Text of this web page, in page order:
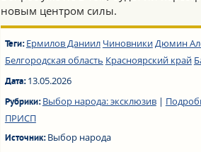
новым центром силы.
Теги: Ермилов Даниил ЧиновникиДюмин
Белгородская область Красноярский край
Дата:13.05.2026
Рубрики:Выбор народа: эксклюзив|
ПРИСП
Источник:Выбор народа